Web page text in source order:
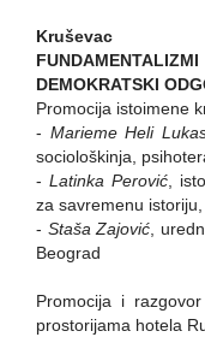
Kruševac
DEMOKRATSKI
Promocija istoimene
- Marieme Heli
sociološkinja,
- Latinka Perović,
za savremenu
- Staša Zajović,
Beograd
Promocija i
prostorijama hotela